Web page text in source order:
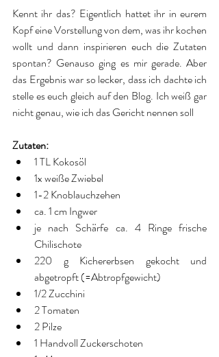
Kennt ihr das? Eigentlich hattet ihr in eurem
Kopf eine Vorstellung von dem, was ihr kochen
wollt und dann inspirieren euch die Zutaten
spontan? Genauso ging es mir gerade. Aber
das Ergebnis war so lecker, dass ich dachte ich
stelle es euch gleich auf den Blog. Ich weiß gar
nicht genau, wie ich das Gericht nennen soll
Zutaten:
1 TL Kokosöl
1x weiße Zwiebel
1-2 Knoblauchzehen
ca. 1 cm Ingwer
je nach Schärfe ca. 4 Ringe frische
Chilischote
220 g Kichererbsen gekocht und
abgetropft (=Abtropfgewicht)
1/2 Zucchini
2 Tomaten
2 Pilze
1 Handvoll Zuckerschoten